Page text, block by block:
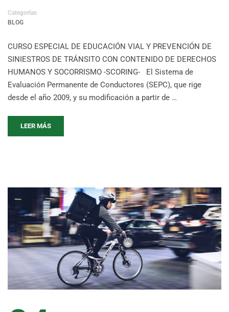
Categorías
BLOG
CURSO ESPECIAL DE EDUCACIÓN VIAL Y PREVENCIÓN DE
SINIESTROS DE TRÁNSITO CON CONTENIDO DE DERECHOS
HUMANOS Y SOCORRISMO -SCORING- El Sistema de
Evaluación Permanente de Conductores (SEPC), que rige
desde el año 2009, y su modificación a partir de …
LEER MÁS